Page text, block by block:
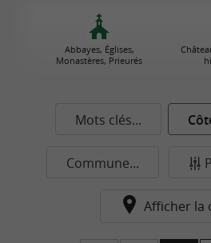
Abbayes, Églises,
Monastères, Prieurés
Mots clés...
Commune...
Afficher la